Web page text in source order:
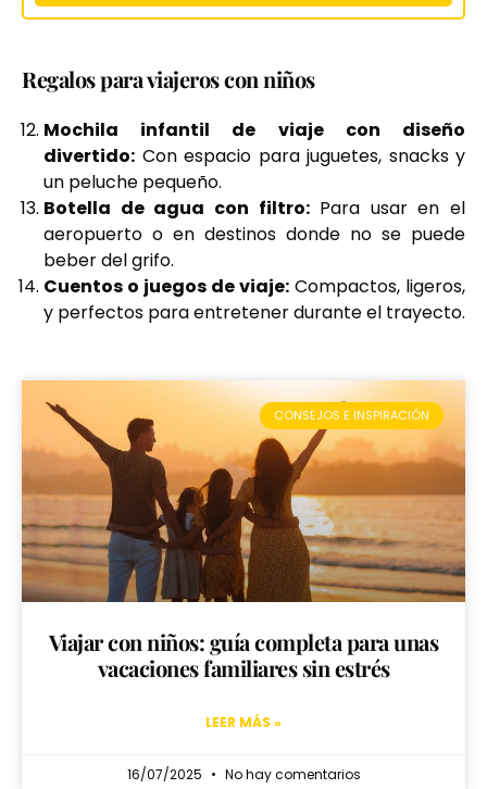
CONSEJOS E INSPIRACIÓN
Viajar con niños: guía completa para unas
vacaciones familiares sin estrés
LEER MÁS »
16/07/2025 No hay comentarios
Regalos para viajeros con niños
Mochila infantil de viaje con diseño
divertido: Con espacio para juguetes, snacks y
un peluche pequeño.
Botella de agua con filtro:Para usar en el
aeropuerto o en destinos donde no se puede
beber del grifo.
Cuentos o juegos de viaje: Compactos, ligeros,
y perfectos para entretener durante el trayecto.